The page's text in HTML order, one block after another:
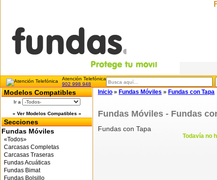
Atención Telefónica
902 998 948
Modelos Compatibles
Ir a
« Ver Modelos Compatibles »
Secciones
Fundas Móviles
«Todos»
Carcasas Completas
Carcasas Traseras
Fundas Acuáticas
Fundas Bimat
Fundas Bolsillo
Inicio » Fundas Móviles » Fundas con Tapa
Fundas Móviles - Fundas
Fundas con Tapa
Todavía no